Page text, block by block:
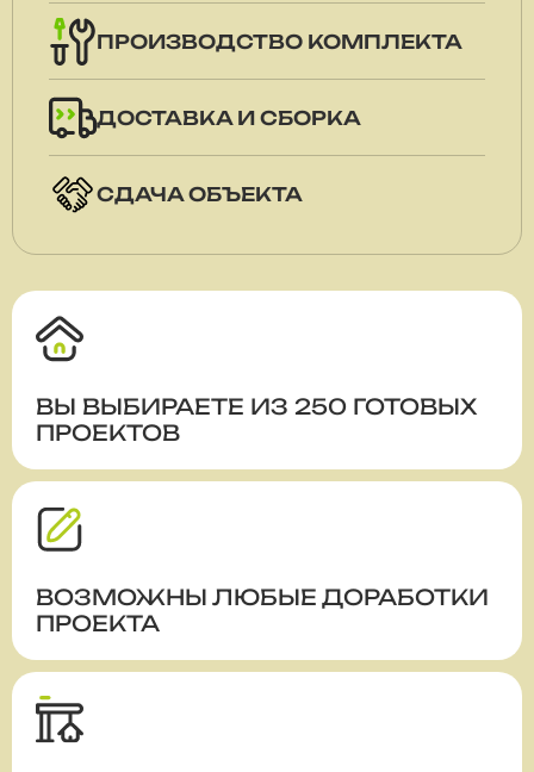
ВЫ ВЫБИРАЕТЕ ИЗ 250 ГОТОВЫХ
ПРОЕКТОВ
ВОЗМОЖНЫ ЛЮБЫЕ ДОРАБОТКИ
ПРОЕКТА
ПРОИЗВОДСТВО КОМПЛЕКТА
ДОСТАВКА И СБОРКА
СДАЧА ОБЪЕКТА